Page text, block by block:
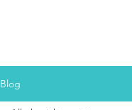
Blog